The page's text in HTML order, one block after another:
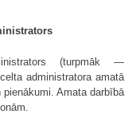
(turpmāk —
administratora amatā
Amata darbībā